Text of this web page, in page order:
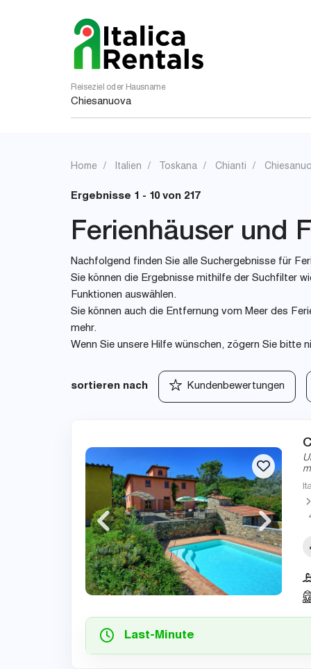
Reiseziel oder Hausname
Home Italien Toskana Chianti
Ergebnisse 1 - 10 von 217
Ferienhäuser und
Nachfolgend finden Sie alle Suchergebnisse für
Sie können die Ergebnisse mithilfe der Suchfilter
Funktionen auswählen.
Sie können auch die Entfernung vom Meer des
mehr.
Wenn Sie unsere Hilfe wünschen, zögern Sie bitte
sortieren nach Kundenbewertungen
Last-Minute